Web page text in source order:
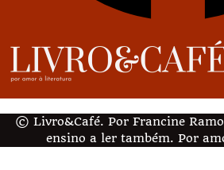
© Livro&Café. Por Francine
ensino a ler também. Por